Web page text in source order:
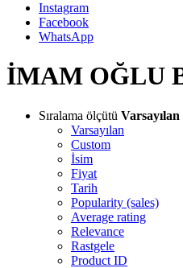
Instagram
Facebook
WhatsApp
İMAM OĞLU
Sıralama ölçütü Varsayılan
Varsayılan
Custom
İsim
Fiyat
Tarih
Popularity (sales)
Average rating
Relevance
Rastgele
Product ID